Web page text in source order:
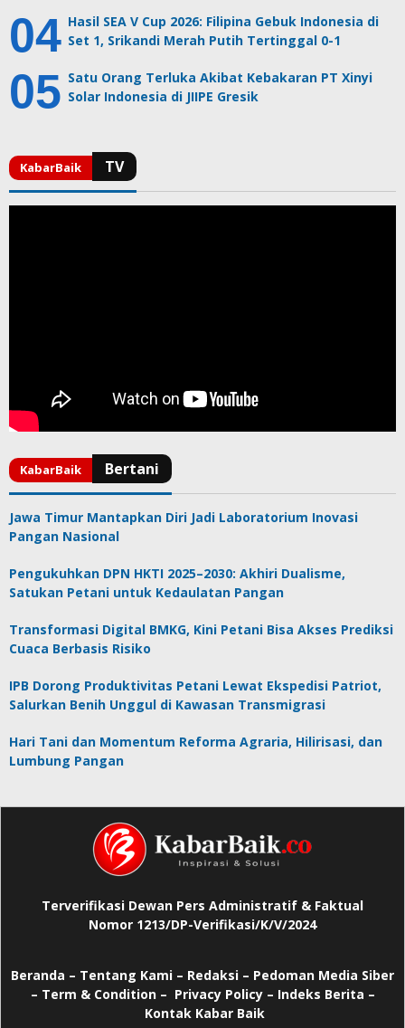
Hasil SEA V Cup 2026: Filipina Gebuk Indonesia di
Set 1, Srikandi Merah Putih Tertinggal 0-1
Satu Orang Terluka Akibat Kebakaran PT Xinyi
Solar Indonesia di JIIPE Gresik
Jawa Timur Mantapkan Diri Jadi Laboratorium Inovasi
Pangan Nasional
Pengukuhkan DPN HKTI 2025–2030: Akhiri Dualisme,
Satukan Petani untuk Kedaulatan Pangan
Transformasi Digital BMKG, Kini Petani Bisa Akses Prediksi
Cuaca Berbasis Risiko
IPB Dorong Produktivitas Petani Lewat Ekspedisi Patriot,
Salurkan Benih Unggul di Kawasan Transmigrasi
Hari Tani dan Momentum Reforma Agraria, Hilirisasi, dan
Lumbung Pangan
Terverifikasi Dewan Pers Administratif & Faktual
Nomor 1213/DP-Verifikasi/K/V/2024
Beranda – Tentang Kami – Redaksi – Pedoman Media Siber
– Term & Condition – Privacy Policy– Indeks Berita –
Kontak Kabar Baik